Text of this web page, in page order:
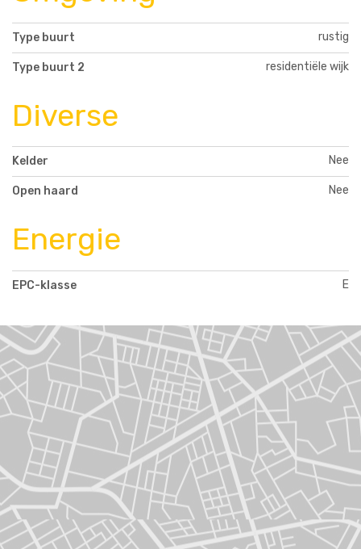
Type buurt rustig
Type buurt 2 residentiële wijk
Diverse
Kelder Nee
Open haard Nee
Energie
EPC-klasse E